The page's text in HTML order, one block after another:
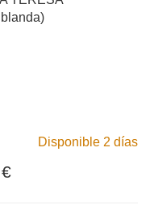
Disponible 2 días